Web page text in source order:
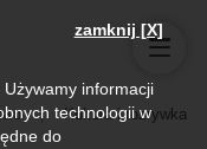
Kultura i rozrywka
zamknij [X]
informacji
technologii w
do